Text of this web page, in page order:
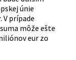
únie
. V prípade
môže ešte
eur zo